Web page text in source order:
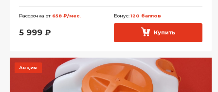
Рассрочка от 658 ₽/мес. Бонус:120 баллов
5 999 ₽ Купить
Акция